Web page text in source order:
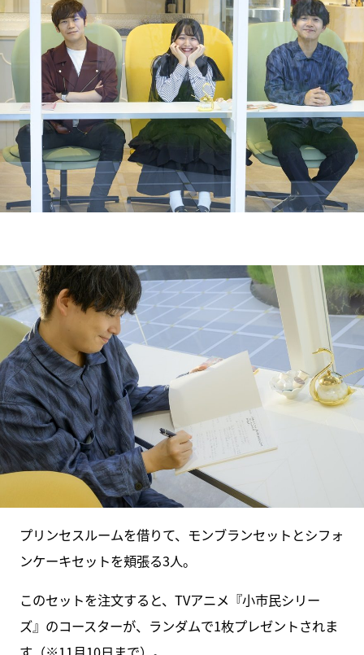
プリンセスルームを借りて、モンブランセットとシフォ
ンケーキセットを頬張る3人。
このセットを注文すると、TVアニメ『小市民シリー
ズ』のコースターが、ランダムで1枚プレゼントされま